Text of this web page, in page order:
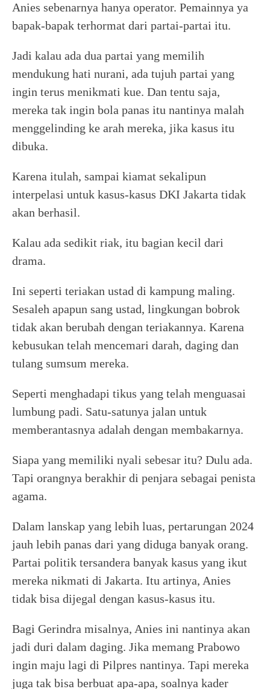
Anies sebenarnya hanya operator. Pemainnya ya
bapak-bapak terhormat dari partai-partai itu.
Jadi kalau ada dua partai yang memilih
mendukung hati nurani, ada tujuh partai yang
ingin terus menikmati kue. Dan tentu saja,
mereka tak ingin bola panas itu nantinya malah
menggelinding ke arah mereka, jika kasus itu
dibuka.
Karena itulah, sampai kiamat sekalipun
interpelasi untuk kasus-kasus DKI Jakarta tidak
akan berhasil.
Kalau ada sedikit riak, itu bagian kecil dari
drama.
Ini seperti teriakan ustad di kampung maling.
Sesaleh apapun sang ustad, lingkungan bobrok
tidak akan berubah dengan teriakannya. Karena
kebusukan telah mencemari darah, daging dan
tulang sumsum mereka.
Seperti menghadapi tikus yang telah menguasai
lumbung padi. Satu-satunya jalan untuk
memberantasnya adalah dengan membakarnya.
Siapa yang memiliki nyali sebesar itu? Dulu ada.
Tapi orangnya berakhir di penjara sebagai penista
agama.
Dalam lanskap yang lebih luas, pertarungan 2024
jauh lebih panas dari yang diduga banyak orang.
Partai politik tersandera banyak kasus yang ikut
mereka nikmati di Jakarta. Itu artinya, Anies
tidak bisa dijegal dengan kasus-kasus itu.
Bagi Gerindra misalnya, Anies ini nantinya akan
jadi duri dalam daging. Jika memang Prabowo
ingin maju lagi di Pilpres nantinya. Tapi mereka
juga tak bisa berbuat apa-apa, soalnya kader